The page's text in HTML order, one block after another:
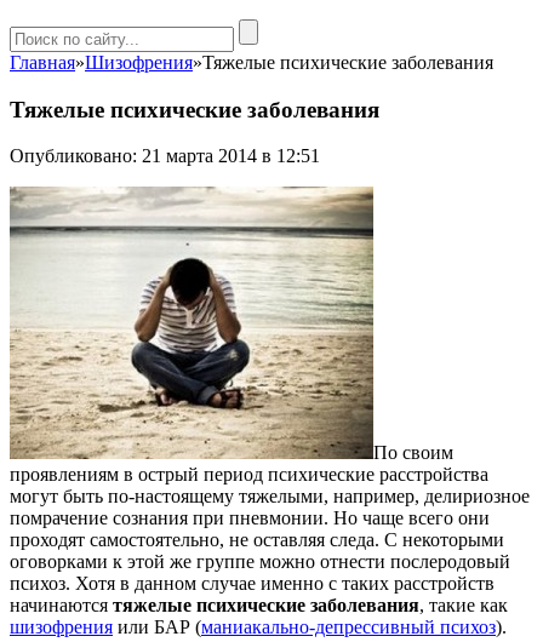
Главная»Шизофрения»Тяжелые психические заболевания
Тяжелые психические заболевания
Опубликовано: 21 марта 2014 в 12:51
По своим
проявлениям в острый период психические расстройства
могут быть по-настоящему тяжелыми, например, делириозное
помрачение сознания при пневмонии. Но чаще всего они
проходят самостоятельно, не оставляя следа. С некоторыми
оговорками к этой же группе можно отнести послеродовый
психоз. Хотя в данном случае именно с таких расстройств
начинаются тяжелые психические заболевания, такие как
шизофрения или БАР (маниакально-депрессивный психоз).